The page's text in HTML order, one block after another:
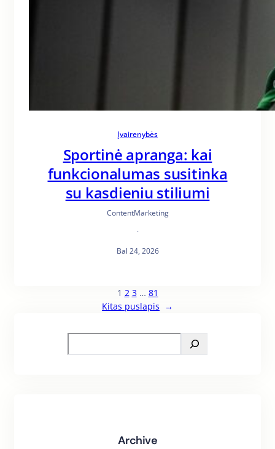
Įvairenybės
Sportinė apranga: kai
funkcionalumas susitinka
su kasdieniu stiliumi
ContentMarketing
·
Bal 24, 2026
1 2 3 … 81
Kitas puslapis →
e
Archive